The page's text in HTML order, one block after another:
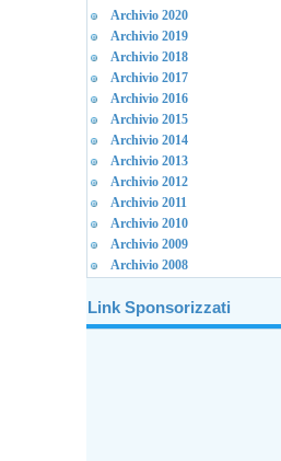
Archivio 2020
Archivio 2019
Archivio 2018
Archivio 2017
Archivio 2016
Archivio 2015
Archivio 2014
Archivio 2013
Archivio 2012
Archivio 2011
Archivio 2010
Archivio 2009
Archivio 2008
Link Sponsorizzati